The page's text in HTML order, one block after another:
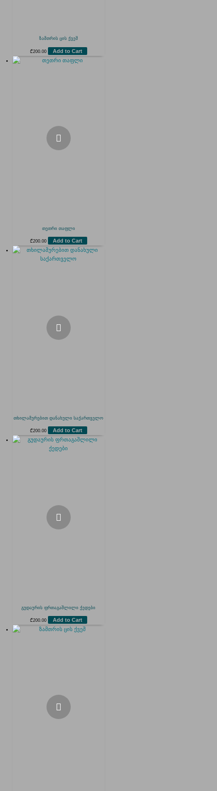
ზამთრის ცის ქვეშ
₾200.00 Add to Cart
თეთრი თაფლი
₾200.00 Add to Cart
თხილამურებით დანახული საქართველო
₾200.00 Add to Cart
გუდაურის ფრთაგაშლილი ქედები
₾200.00 Add to Cart